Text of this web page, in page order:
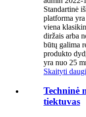
Standartinė
platforma
viena
diržais arba
būtų galima
produkto
yra nuo 25
Skaityti
Techninė
tiektuvas